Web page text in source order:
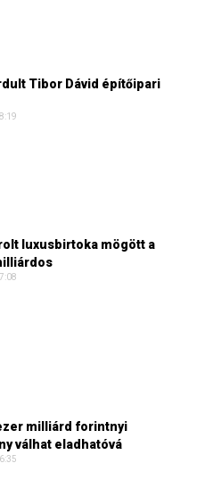
Tibor Dávid építőipari
luxusbirtoka mögött a
milliárd forintnyi
válhat eladhatóvá